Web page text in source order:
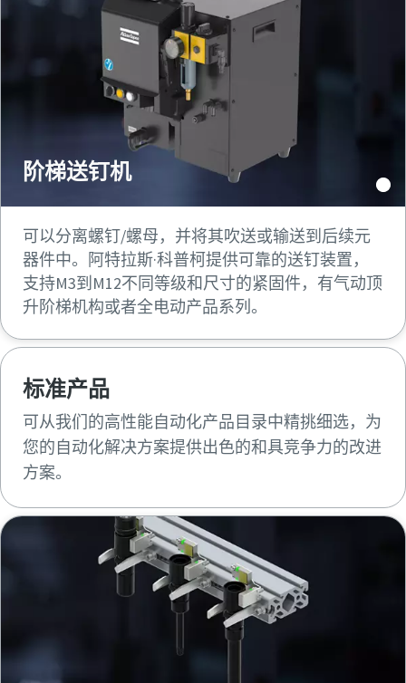
阶梯送钉机
可以分离螺钉/螺母，并将其吹送或输送到后续元
器件中。阿特拉斯·科普柯提供可靠的送钉装置，
支持M3到M12不同等级和尺寸的紧固件，有气动顶
升阶梯机构或者全电动产品系列。
标准产品
可从我们的高性能自动化产品目录中精挑细选，为
您的自动化解决方案提供出色的和具竞争力的改进
方案。